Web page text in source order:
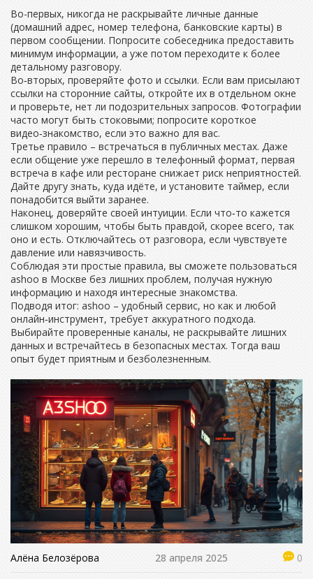
Во-первых, никогда не раскрывайте личные данные
(домашний адрес, номер телефона, банковские карты) в
первом сообщении. Попросите собеседника предоставить
минимум информации, а уже потом переходите к более
детальному разговору.
Во‑вторых, проверяйте фото и ссылки. Если вам присылают
ссылки на сторонние сайты, откройте их в отдельном окне
и проверьте, нет ли подозрительных запросов. Фотографии
часто могут быть стоковыми; попросите короткое
видео‑знакомство, если это важно для вас.
Третье правило – встречаться в публичных местах. Даже
если общение уже перешло в телефонный формат, первая
встреча в кафе или ресторане снижает риск неприятностей.
Дайте другу знать, куда идёте, и установите таймер, если
понадобится выйти заранее.
Наконец, доверяйте своей интуиции. Если что‑то кажется
слишком хорошим, чтобы быть правдой, скорее всего, так
оно и есть. Отключайтесь от разговора, если чувствуете
давление или навязчивость.
Соблюдая эти простые правила, вы сможете пользоваться
ashoo в Москве без лишних проблем, получая нужную
информацию и находя интересные знакомства.
Подводя итог: ashoo – удобный сервис, но как и любой
онлайн‑инструмент, требует аккуратного подхода.
Выбирайте проверенные каналы, не раскрывайте лишних
данных и встречайтесь в безопасных местах. Тогда ваш
опыт будет приятным и безболезненным.
Алёна Белозёрова 28 апреля 2025 0